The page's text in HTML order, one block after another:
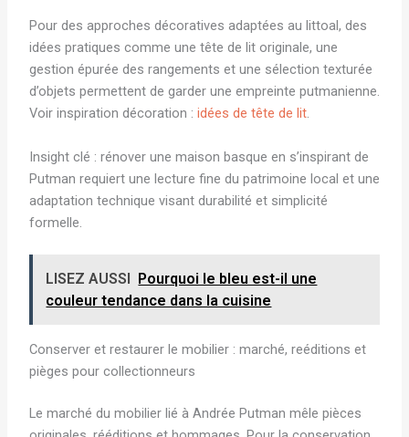
Pour des approches décoratives adaptées au littoal, des
idées pratiques comme une tête de lit originale, une
gestion épurée des rangements et une sélection texturée
d’objets permettent de garder une empreinte putmanienne.
Voir inspiration décoration : idées de tête de lit.
Insight clé : rénover une maison basque en s’inspirant de
Putman requiert une lecture fine du patrimoine local et une
adaptation technique visant durabilité et simplicité
formelle.
LISEZ AUSSI Pourquoi le bleu est-il une
couleur tendance dans la cuisine
Conserver et restaurer le mobilier : marché, reéditions et
pièges pour collectionneurs
Le marché du mobilier lié à Andrée Putman mêle pièces